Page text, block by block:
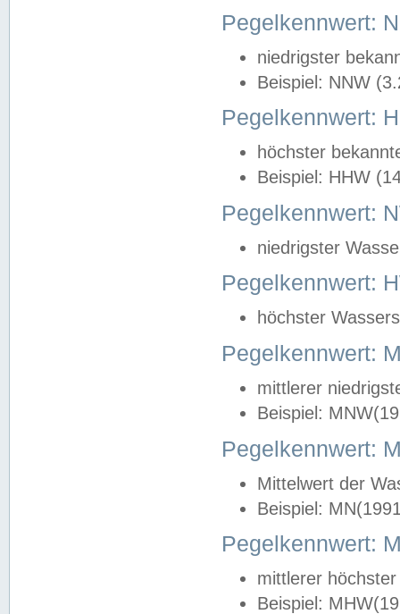
Pegelkennwert:
niedrigster
Beispiel: NNW
Pegelkennwert:
höchster
Beispiel: HHW
Pegelkennwert:
niedrigster
Pegelkennwert:
höchster
Pegelkennwert:
mittlerer
Beispiel:
Pegelkennwert:
Mittelwert der
Beispiel:
Pegelkennwert:
mittlerer
Beispiel: